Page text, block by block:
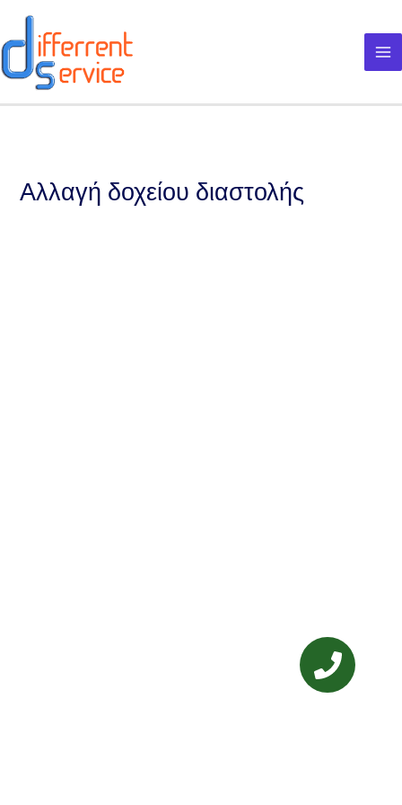
Μετάβαση
περιεχόμενο
Αλλαγή δοχείου διαστολής